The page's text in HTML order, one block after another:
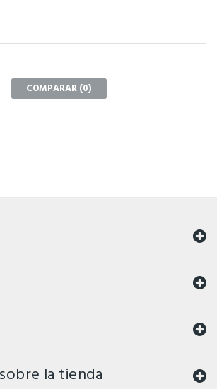
COMPARAR (0)
la tienda